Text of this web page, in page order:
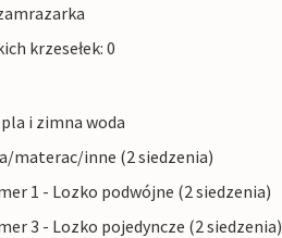
krzesełek: 0
i zimna woda
materac/inne (2 siedzenia)
1 - Lozko podwójne (2 siedzenia)
3 - Lozko pojedyncze (2 siedzenia)